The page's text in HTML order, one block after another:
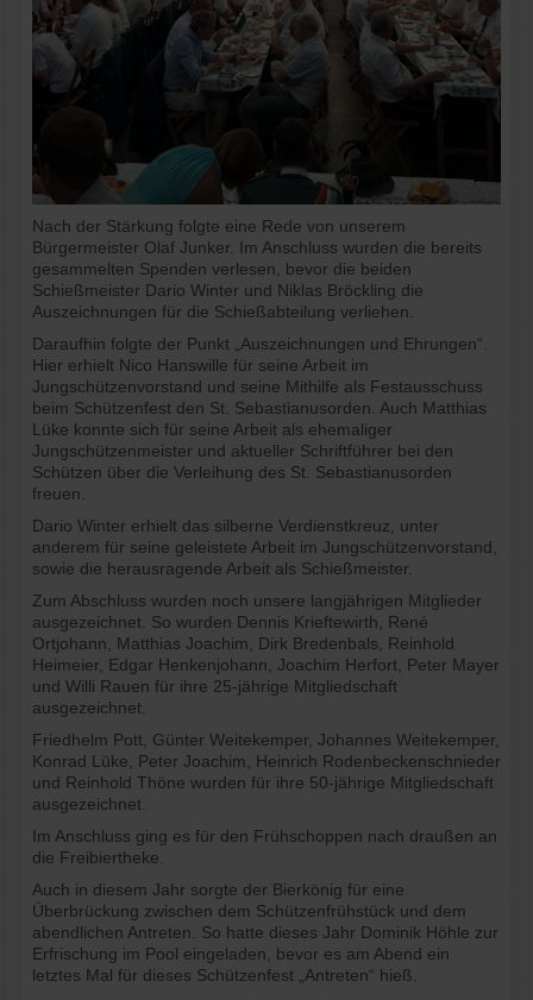
Nach der Stärkung folgte eine Rede von unserem
Bürgermeister Olaf Junker. Im Anschluss wurden die bereits
gesammelten Spenden verlesen, bevor die beiden
Schießmeister Dario Winter und Niklas Bröckling die
Auszeichnungen für die Schießabteilung verliehen.
Daraufhin folgte der Punkt „Auszeichnungen und Ehrungen“.
Hier erhielt Nico Hanswille für seine Arbeit im
Jungschützenvorstand und seine Mithilfe als Festausschuss
beim Schützenfest den St. Sebastianusorden. Auch Matthias
Lüke konnte sich für seine Arbeit als ehemaliger
Jungschützenmeister und aktueller Schriftführer bei den
Schützen über die Verleihung des St. Sebastianusorden
freuen.
Dario Winter erhielt das silberne Verdienstkreuz, unter
anderem für seine geleistete Arbeit im Jungschützenvorstand,
sowie die herausragende Arbeit als Schießmeister.
Zum Abschluss wurden noch unsere langjährigen Mitglieder
ausgezeichnet. So wurden Dennis Krieftewirth, René
Ortjohann, Matthias Joachim, Dirk Bredenbals, Reinhold
Heimeier, Edgar Henkenjohann, Joachim Herfort, Peter Mayer
und Willi Rauen für ihre 25-jährige Mitgliedschaft
ausgezeichnet.
Friedhelm Pott, Günter Weitekemper, Johannes Weitekemper,
Konrad Lüke, Peter Joachim, Heinrich Rodenbeckenschnieder
und Reinhold Thöne wurden für ihre 50-jährige Mitgliedschaft
ausgezeichnet.
Im Anschluss ging es für den Frühschoppen nach draußen an
die Freibiertheke.
Auch in diesem Jahr sorgte der Bierkönig für eine
Überbrückung zwischen dem Schützenfrühstück und dem
abendlichen Antreten. So hatte dieses Jahr Dominik Höhle zur
Erfrischung im Pool eingeladen, bevor es am Abend ein
letztes Mal für dieses Schützenfest „Antreten“ hieß.